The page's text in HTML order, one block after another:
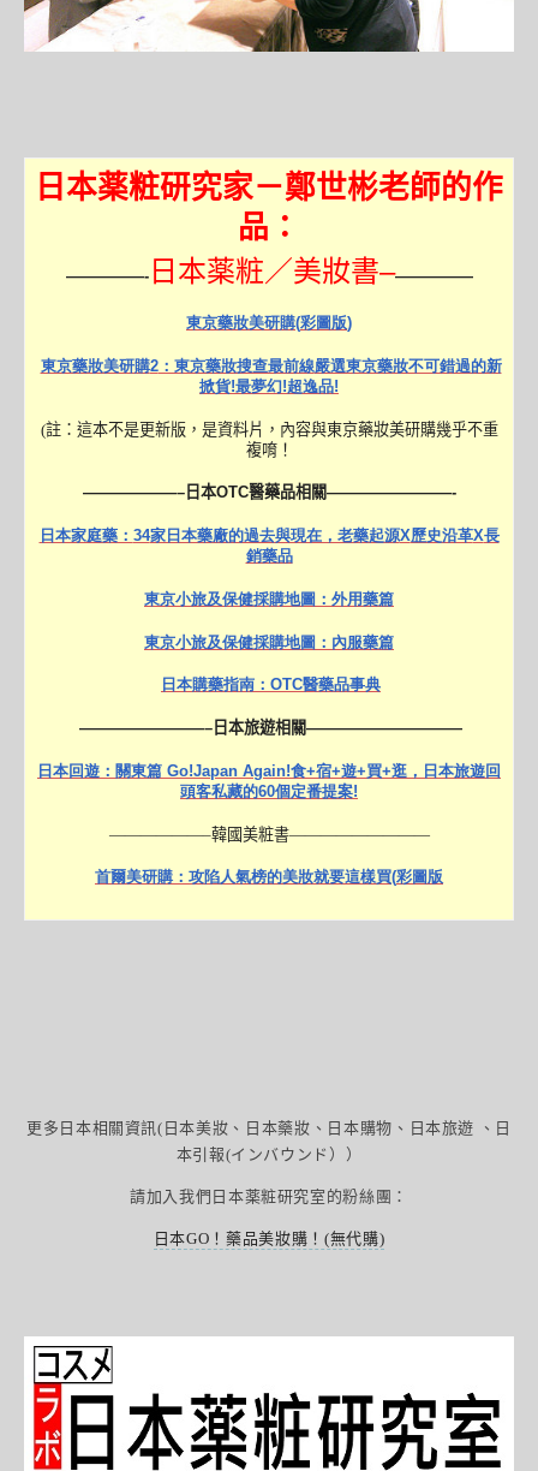
日本薬粧研究家－鄭世彬老師的作
品：
—————-日本薬粧／美妝書–—————
東京藥妝美研購(彩圖版)
東京藥妝美研購2：東京藥妝搜查最前線嚴選東京藥妝不可錯過的新
掀貨!最夢幻!超逸品!
(註：這本不是更新版，是資料片，內容與東京藥妝美研購幾乎不重
複唷！
——————–日本OTC醫藥品相關————————-
日本家庭藥： 34家日本藥廠的過去與現在，老藥起源X歷史沿革X長
銷藥品
東京小旅及保健採購地圖：外用藥篇
東京小旅及保健採購地圖：內服藥篇
日本購藥指南： OTC醫藥品事典
————————– 日本旅遊相關——————————
日本回遊：關東篇 Go!Japan Again!食+宿+遊+買+逛，日本旅遊回
頭客私藏的60個定番提案!
——————–韓國美粧書—————————
首爾美研購：攻陷人氣榜的美妝就要這樣買(彩圖版
更多日本相關資訊(日本美妝、日本藥妝、日本購物、日本旅遊 、日
本引報(インバウンド））
請加入我們日本薬粧研究室的粉絲團：
日本GO！藥品美妝購！(無代購)